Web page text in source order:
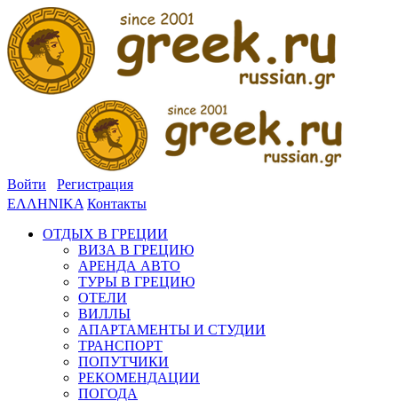
Войти
Регистрация
ΕΛΛΗΝΙΚΑ Контакты
ОТДЫХ В ГРЕЦИИ
ВИЗА В ГРЕЦИЮ
АРЕНДА АВТО
ТУРЫ В ГРЕЦИЮ
ОТЕЛИ
ВИЛЛЫ
АПАРТАМЕНТЫ И СТУДИИ
ТРАНСПОРТ
ПОПУТЧИКИ
РЕКОМЕНДАЦИИ
ПОГОДА